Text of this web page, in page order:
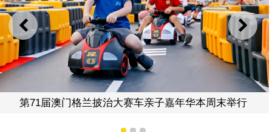
上一则 下一
第71届澳门格兰披治大赛车亲子嘉年华本周末举行